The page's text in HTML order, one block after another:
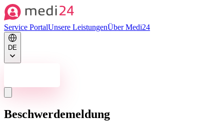
Service PortalUnsere LeistungenÜber Medi24
DE
Beschwerdemeldung